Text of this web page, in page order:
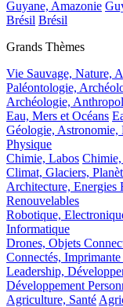
Guyane, Amazonie
Brésil Brésil
Grands Thèmes
Vie Sauvage, Nature,
Paléontologie,
Archéologie,
Eau, Mers et Océans
Géologie, Astronomie,
Physique
Chimie, Labos
Climat, Glaciers,
Architecture, Energies
Renouvelables
Robotique,
Informatique
Drones, Objets
Connectés,
Leadership,
Développement
Agriculture, Santé